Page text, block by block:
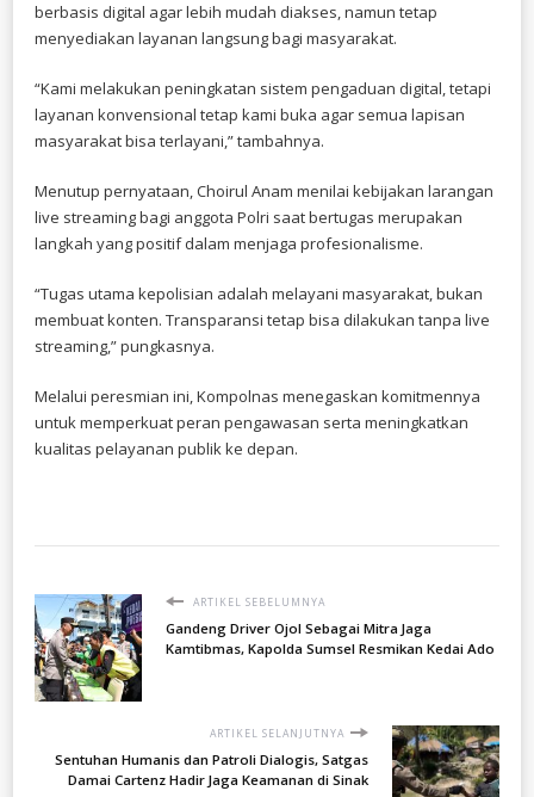
berbasis digital agar lebih mudah diakses, namun tetap
menyediakan layanan langsung bagi masyarakat.
“Kami melakukan peningkatan sistem pengaduan digital, tetapi
layanan konvensional tetap kami buka agar semua lapisan
masyarakat bisa terlayani,” tambahnya.
Menutup pernyataan, Choirul Anam menilai kebijakan larangan
live streaming bagi anggota Polri saat bertugas merupakan
langkah yang positif dalam menjaga profesionalisme.
“Tugas utama kepolisian adalah melayani masyarakat, bukan
membuat konten. Transparansi tetap bisa dilakukan tanpa live
streaming,” pungkasnya.
Melalui peresmian ini, Kompolnas menegaskan komitmennya
untuk memperkuat peran pengawasan serta meningkatkan
kualitas pelayanan publik ke depan.
ARTIKEL SEBELUMNYA
Gandeng Driver Ojol Sebagai Mitra Jaga
Kamtibmas, Kapolda Sumsel Resmikan Kedai Ado
ARTIKEL SELANJUTNYA
Sentuhan Humanis dan Patroli Dialogis, Satgas
Damai Cartenz Hadir Jaga Keamanan di Sinak